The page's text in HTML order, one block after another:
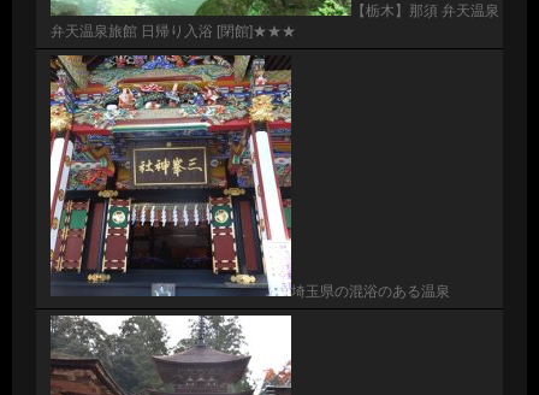
【栃木】那須 弁天温泉
弁天温泉旅館 日帰り入浴 [閉館]★★★
埼玉県の混浴のある温泉